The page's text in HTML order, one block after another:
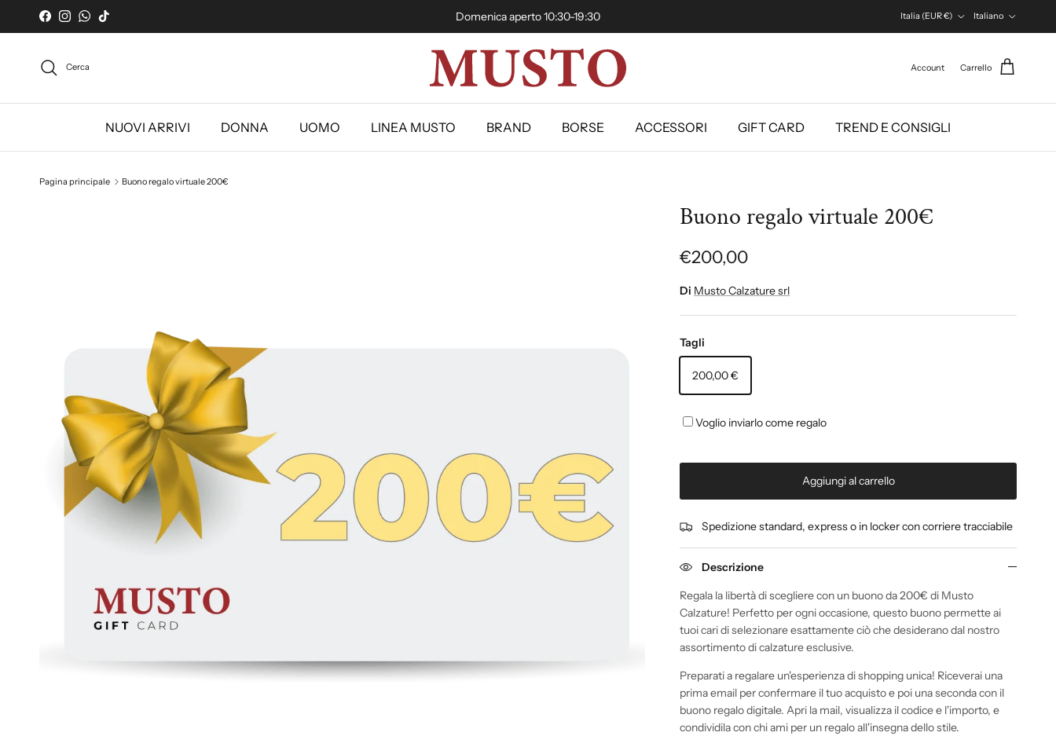
Passa ai contenuti
FacebookInstagram
WhatsApp
TikTok Domenica aperto 10:30-19:30
Italia (EUR €)
Italiano
Cerca Account Carrello
NUOVI ARRIVI DONNA UOMO LINEA MUSTO BRAND BORSE ACCESSORI GIFT CARD TREND E CONSIGLI
Pagina principale Buono regalo virtuale 200€
Buono regalo virtuale 200€
€200,00
Di Musto Calzature srl
Tagli
200,00 €
Voglio inviarlo come regalo
Aggiungi al carrello
Spedizione standard, express o in locker con corriere tracciabile
Descrizione
Regala la libertà di scegliere con un buono da 200€ di Musto
Calzature! Perfetto per ogni occasione, questo buono permette ai
tuoi cari di selezionare esattamente ciò che desiderano dal nostro
assortimento di calzature esclusive.
Preparati a regalare un'esperienza di shopping unica! Riceverai una
prima email per confermare il tuo acquisto e poi una seconda con il
buono regalo digitale. Apri la mail, visualizza il codice e l'importo, e
condividila con chi ami per un regalo all'insegna dello stile.